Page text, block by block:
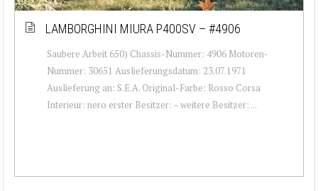
LAMBORGHINI MIURA P400SV – #4906
Saubere Arbeit 650) Chassis-Nummer: 4906 Motoren-
Nummer: 30651 Auslieferungsdatum: 23.07.1971
Auslieferung an: S.E.A. Original-Farbe: Rosso Corsa
Interieur: nero erster Besitzer: – weitere Besitzer: ...